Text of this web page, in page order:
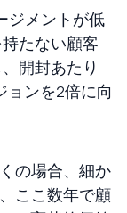
メントが低
たない顧客
開封あたり
ョンを2倍に向
の場合、細か
ここ数年で顧